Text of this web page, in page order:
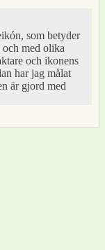
som betyder
med olika
och ikonens
har jag målat
är gjord med